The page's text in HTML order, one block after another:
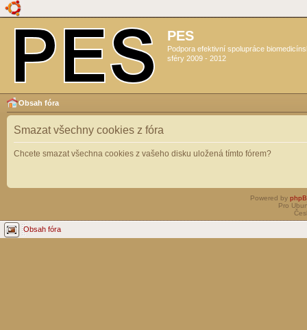
PES
Podpora efektivní spolupráce
sféry 2009 - 2012
Obsah fóra
Smazat všechny cookies z fóra
Chcete smazat všechna cookies z vašeho disku uložená tímto fórem?
Powered by
Pro
Obsah fóra